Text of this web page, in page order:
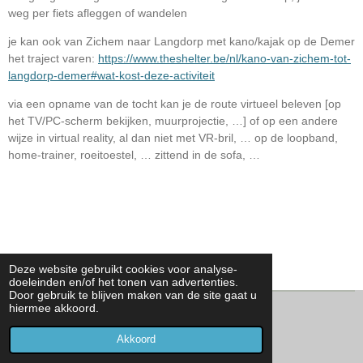
Deze website gebruikt cookies voor analyse-
doeleinden en/of het tonen van advertenties.
Door gebruik te blijven maken van de site gaat u
hiermee akkoord.
Akkoord
weg per fiets afleggen of wandelen
je kan ook van Zichem naar Langdorp met kano/kajak op de Demer
het traject varen: https://www.theshelter.be/nl/kano-van-zichem-tot-
langdorp-demer#wat-kost-deze-activiteit
via een opname van de tocht kan je de route virtueel beleven [op
het TV/PC-scherm bekijken, muurprojectie, …] of op een andere
wijze in virtual reality, al dan niet met VR-bril, … op de loopband,
home-trainer, roeitoestel, … zittend in de sofa, …